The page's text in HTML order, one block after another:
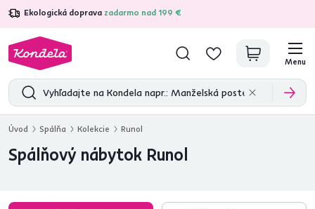
Ekologická doprava zadarmo nad 199 €
4,7 31 285overených produktových recenzií
Menu
Úvod Spálňa Kolekcie Runol
Spálňový nábytok Runol